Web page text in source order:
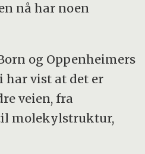
nå har noen
og Oppenheimers
har vist at det er
veien, fra
molekylstruktur,